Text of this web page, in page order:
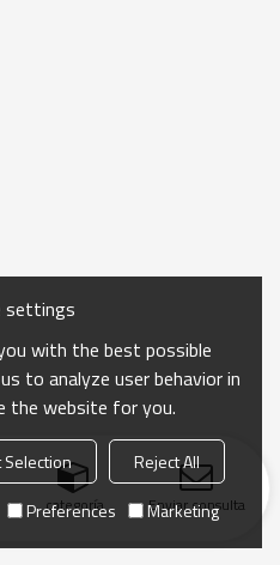
categoría Enviar consulta
settings
with the best possible
to analyze user behavior in
the website for you.
Selection
Reject All
Preferences Marketing